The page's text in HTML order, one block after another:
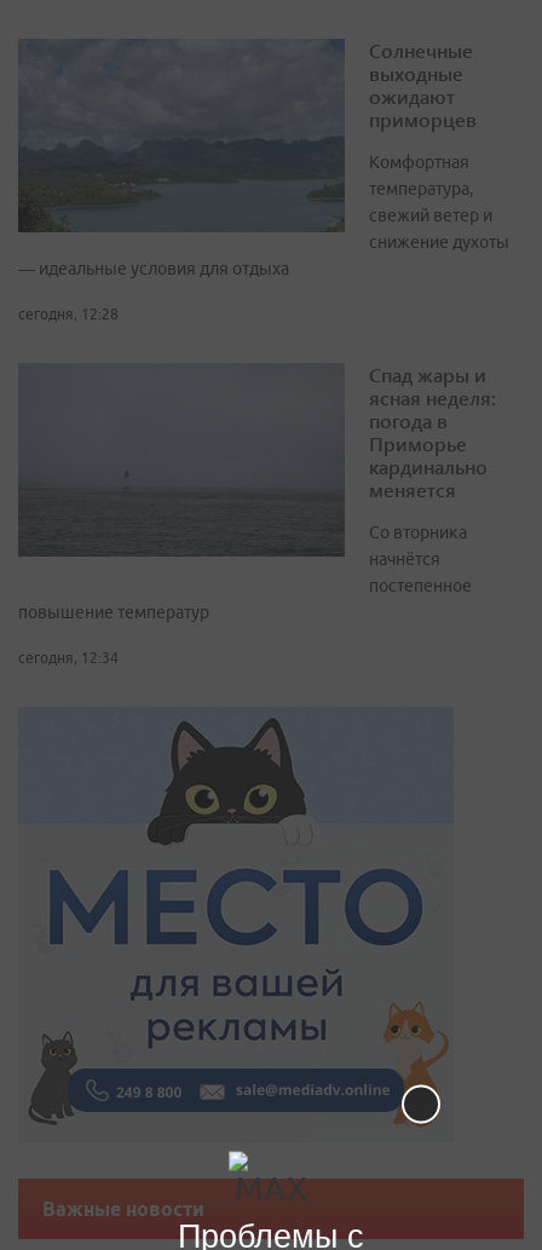
Солнечные
выходные
ожидают
приморцев
Комфортная
температура,
свежий ветер и
снижение духоты
— идеальные условия для отдыха
сегодня, 12:28
Спад жары и
ясная неделя:
погода в
Приморье
кардинально
меняется
Со вторника
начнётся
постепенное
повышение температур
сегодня, 12:34
Важные новости
Проблемы с